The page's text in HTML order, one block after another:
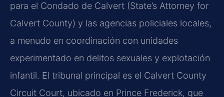
para el Condado de Calvert (State’s Attorney for
Calvert County) y las agencias policiales locales,
a menudo en coordinación con unidades
experimentado en delitos sexuales y explotación
infantil. El tribunal principal es el Calvert County
Circuit Court, ubicado en Prince Frederick, que